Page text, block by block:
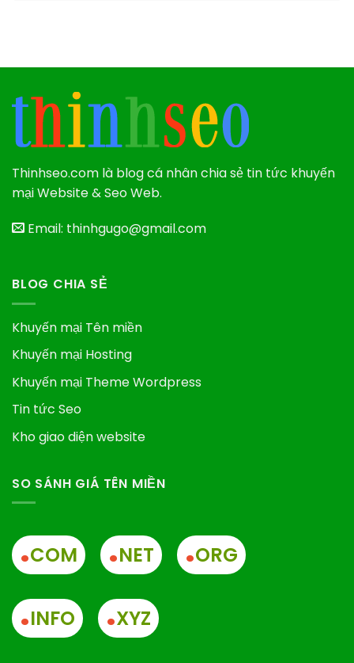
Thinhseo.com là blog cá nhân chia sẻ tin tức khuyến
mại Website & Seo Web.
Email: thinhgugo@gmail.com
BLOG CHIA SẺ
Khuyến mại Tên miền
Khuyến mại Hosting
Khuyến mại Theme Wordpress
Tin tức Seo
Kho giao diện website
SO SÁNH GIÁ TÊN MIỀN
.COM .NET .ORG
.INFO .XYZ